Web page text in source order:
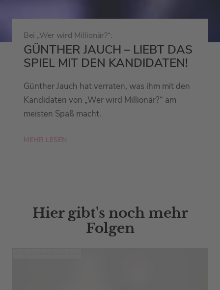
Bei „Wer wird Millionär?“:
GÜNTHER JAUCH – LIEBT DAS
SPIEL MIT DEN KANDIDATEN!
Günther Jauch hat verraten, was ihm mit den
Kandidaten von „Wer wird Millionär?“ am
meisten Spaß macht.
MEHR LESEN
Hier gibt's noch mehr
Folgen